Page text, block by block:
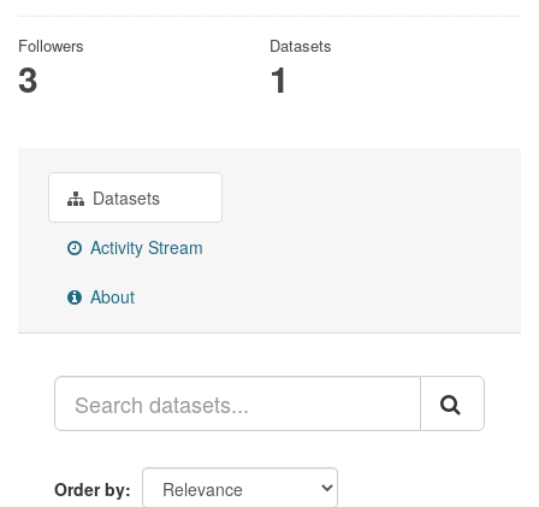
Followers
3
Datasets
1
Datasets
Activity Stream
About
Order by